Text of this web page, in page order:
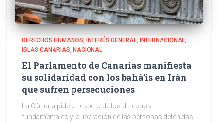
DERECHOS HUMANOS INTERÉS GENERAL
INTERNACIONAL
ISLAS CANARIAS
NACIONAL
El Parlamento de Canarias manifiesta
su solidaridad con los bahá’ís en Irán
que sufren persecuciones
La Cámara pide el respeto de los derechos
fundamentales y la liberación de las personas detenidas